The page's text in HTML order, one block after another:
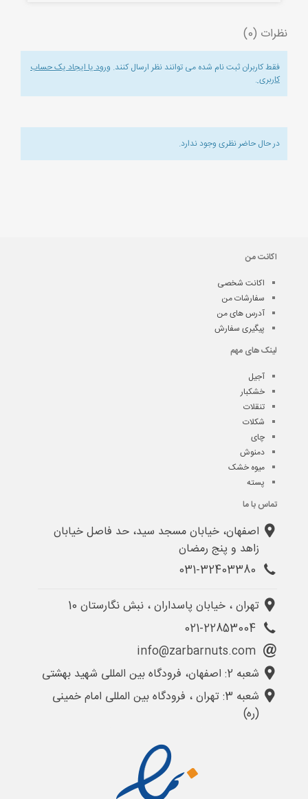
نظرات (0)
فقط کاربران ثبت نام شده می توانند نظر ارسال کنند. ورود یا ایجاد یک حساب
کاربری.
در حال حاضر نظری وجود ندارد.
اکانت من
اکانت شخصی
سفارشات من
آدرس های من
پیگیری سفارش
لینک های مهم
آجیل
خشکبار
تنقلات
شکلات
چای
دمنوش
میوه خشک
پسته
تماس با ما
اصفهان، خیابان مسجد سید، حد فاصل خیابان
زاهد و پنج رمضان
تهران ، خیابان پاسداران ، نبش نگارستان 10
شعبه 2: اصفهان، فرودگاه بین المللی شهید بهشتی
شعبه 3: تهران ، فرودگاه بین المللی امام خمینی
(ره)